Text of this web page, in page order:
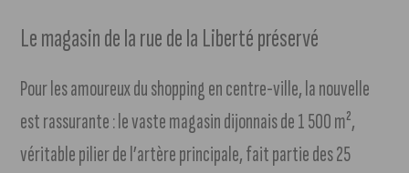
Le magasin de la rue de la Liberté préservé
Pour les amoureux du shopping en centre-ville, la nouvelle
est rassurante : le vaste magasin dijonnais de 1 500 m²,
véritable pilier de l’artère principale, fait partie des 25